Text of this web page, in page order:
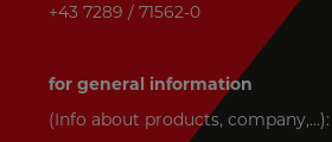
+43 7289 / 71562-0
for general information
(Info about products, company,...):